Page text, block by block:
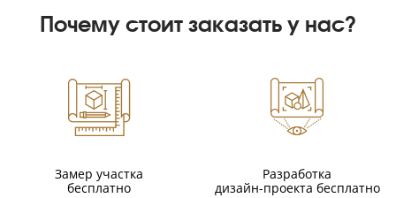
Почему стоит заказать у нас?
Замер участка
бесплатно
Разработка
дизайн-проекта бесплатно